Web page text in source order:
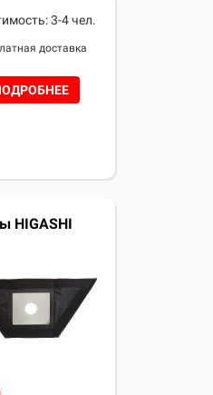
3-4 чел.
доставка
HIGASHI